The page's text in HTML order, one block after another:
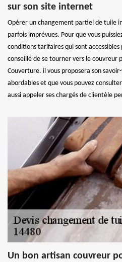
sur son site internet
Opérer un changement partiel de tuile
parfois imprévues. Pour que vous
conditions tarifaires qui sont
conseillé de se tourner vers le couvreur
Couverture. il vous proposera son
abordables et que vous pouvez
aussi appeler ses chargés de clientèle
Un bon artisan couvreur